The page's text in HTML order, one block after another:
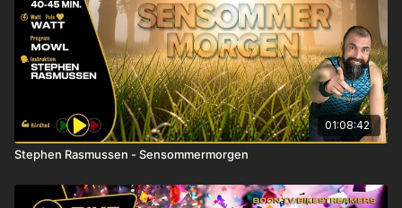
01:08:42
Stephen Rasmussen - Sensommermorgen